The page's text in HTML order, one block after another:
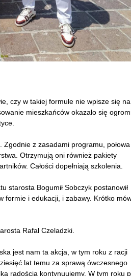
czy w takiej formule nie wpisze się na
mieszkańców okazało się
z zasadami programu,
Otrzymują oni również pakiety
Całości dopełniają szkolenia.
starosta Bogumił Sobczyk postanowił
formie i edukacji, i zabawy. Krótko
Rafał Czeladzki.
jest nam ta akcja, w tym roku z racji
lat temu za sprawą ówczesnego
radością kontynuujemy. W tym roku